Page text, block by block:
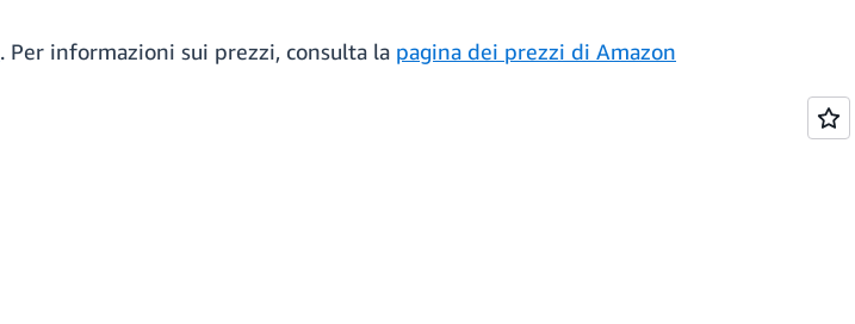
. Per informazioni sui prezzi, consulta la pagina dei prezzi di Amazon